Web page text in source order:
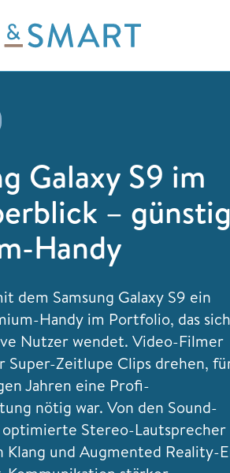
Galaxy S9 im
–
Handy
dem Samsung Galaxy S9 ein
Handy im Portfolio, das
Nutzer wendet. Video-Filmer
Super-Zeitlupe Clips drehen,
Jahren eine Profi-
nötig war. Von den Sound-
optimierte Stereo-Lautsprecher
und Augmented Reality-